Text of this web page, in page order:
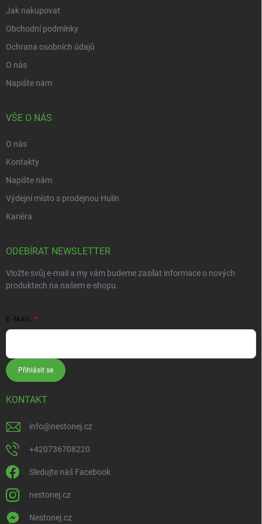
Jak nakupovat
Obchodní podmínky
Ochrana osobních údajů
O nás
Napište nám
VŠE O NÁS
O nás
Kontakty
Napište nám
Výdejní místo s prodejnou Hulín
Kariéra
ODEBÍRAT NEWSLETTER
Vložte svůj e-mail a my vám budeme zasílat informace o nových
produktech na našem e-shopu.
E-MAIL
Přihlásit se
KONTAKT
info@nestonej.cz
+420736708220
Sledujte náš Facebook
nestonej.cz
Nestonej.cz